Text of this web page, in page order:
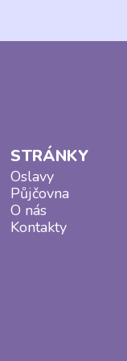
STRÁNKY
Oslavy
Půjčovna
O nás
Kontakty